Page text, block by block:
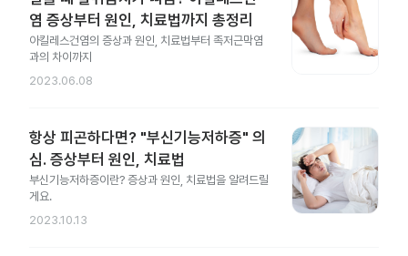
염 증상부터 원인, 치료법까지 총정리
아킬레스건염의 증상과 원인, 치료법부터 족저근막염
과의 차이까지
2023.06.08
항상 피곤하다면? "부신기능저하증" 의
심. 증상부터 원인, 치료법
부신기능저하증이란? 증상과 원인, 치료법을 알려드릴
게요.
2023.10.13